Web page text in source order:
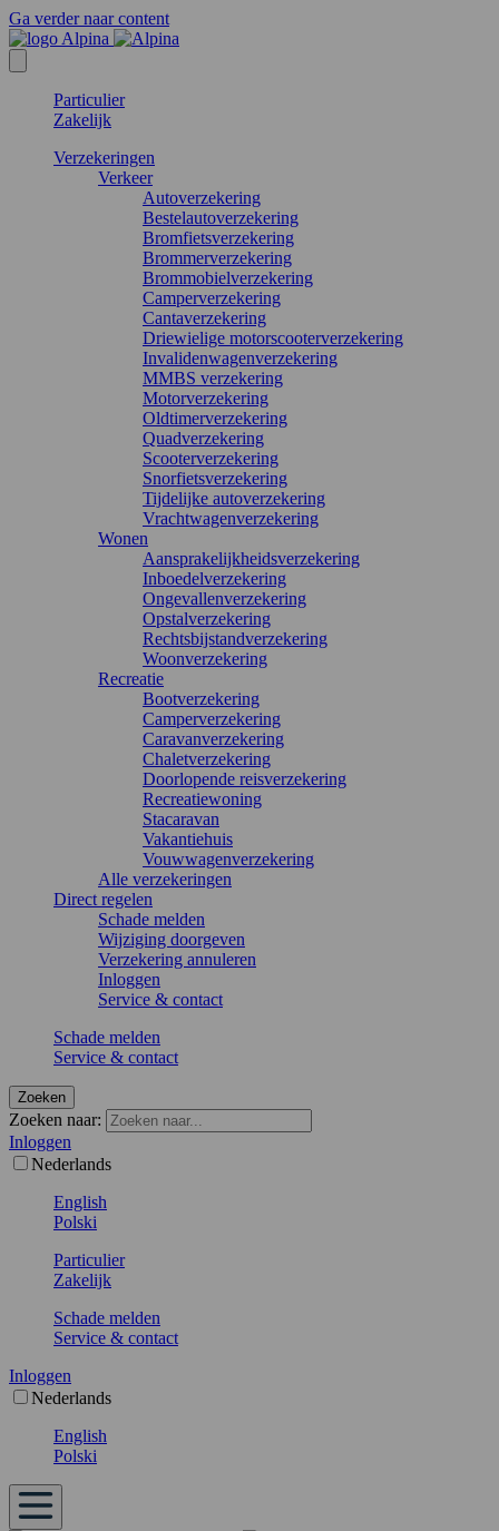
Ga verder naar content
Particulier
Zakelijk
Verzekeringen
Verkeer
Autoverzekering
Bestelautoverzekering
Bromfietsverzekering
Brommerverzekering
Brommobielverzekering
Camperverzekering
Cantaverzekering
Driewielige motorscooterverzekering
Invalidenwagenverzekering
MMBS verzekering
Motorverzekering
Oldtimerverzekering
Quadverzekering
Scooterverzekering
Snorfietsverzekering
Tijdelijke autoverzekering
Vrachtwagenverzekering
Wonen
Aansprakelijkheidsverzekering
Inboedelverzekering
Ongevallenverzekering
Opstalverzekering
Rechtsbijstandverzekering
Woonverzekering
Recreatie
Bootverzekering
Camperverzekering
Caravanverzekering
Chaletverzekering
Doorlopende reisverzekering
Recreatiewoning
Stacaravan
Vakantiehuis
Vouwwagenverzekering
Alle verzekeringen
Direct regelen
Schade melden
Wijziging doorgeven
Verzekering annuleren
Inloggen
Service & contact
Schade melden
Service & contact
Zoeken
Zoeken naar:
Inloggen
Nederlands
English
Polski
Particulier
Zakelijk
Schade melden
Service & contact
Inloggen
Nederlands
English
Polski